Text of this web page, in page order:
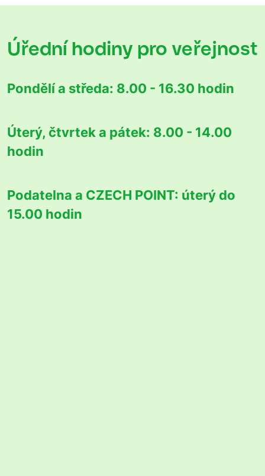
Úřední hodiny pro veřejnost
Pondělí a středa: 8.00 - 16.30 hodin
Úterý, čtvrtek a pátek: 8.00 - 14.00
hodin
Podatelna a CZECH POINT: úterý do
15.00 hodin